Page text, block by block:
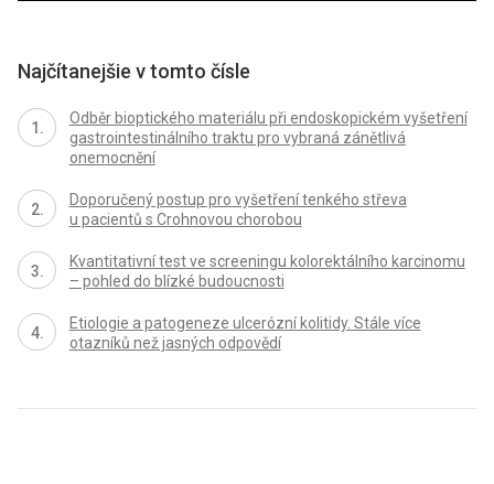
Najčítanejšie v tomto čísle
Odběr bioptického materiálu při ­endo­skopickém vyšetření
gastrointestinálního traktu pro vybraná zánětlivá
onemocnění
Doporučený postup pro vyšetření tenkého střeva
u pacientů s Crohnovou chorobou
Kvantitativní test ve screeningu kolorektálního karcinomu
– pohled do blízké budoucnosti
Etiologie a patogeneze ulcerózní kolitidy. Stále více
otazníků než jasných odpovědí